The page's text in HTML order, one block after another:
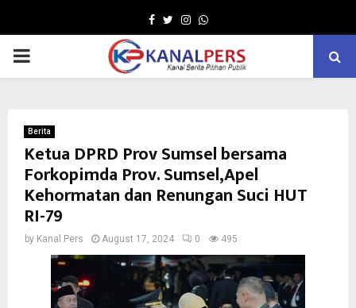
Facebook
TwitterInstagram
Whatsapp
PRIMARY
Berita
Ketua DPRD Prov Sumsel bersama
Forkopimda Prov. Sumsel,Apel
Kehormatan dan Renungan Suci HUT
RI-79
by Kanal Pers August 17, 2024 0 495